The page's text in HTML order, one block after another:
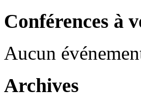
Conférences à
Aucun
Archives